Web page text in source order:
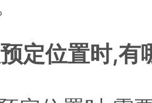
定位置时,有